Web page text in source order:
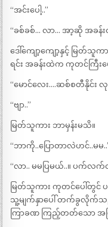
“အင်းပေါ့..”
“ခစ်ခစ်… လာ… အာ့ဆို အခန်း
ဒေါ်ကျော့ကျော့နှင့် မြတ်
ရင်း အခန်းထဲက ကုတင်ကြီးပ
“မောင်လေး….ဆစ်စတီနိုင်း လု
“ဗျာ..”
မြတ်သူကား ဘာမှန်းမသိ။
“ဘာကို..ပြောတာလဲဟင်..မမ
“လာ.. မမပြမယ်..။ ပက်လ
မြတ်သူကား ကုတင်ပေါ်တွင်
သူ့မျက်နှာပေါ် တက်ခွလိုက်သ
ကြာခဏ ကြည့်တတ်သော အ